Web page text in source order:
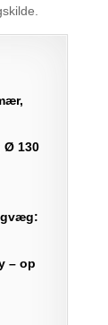
Ø 130
– op